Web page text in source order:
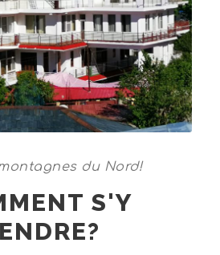
du Nord!
S'Y